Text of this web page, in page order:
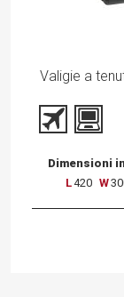
Valigie a
Dimensioni
L420 W